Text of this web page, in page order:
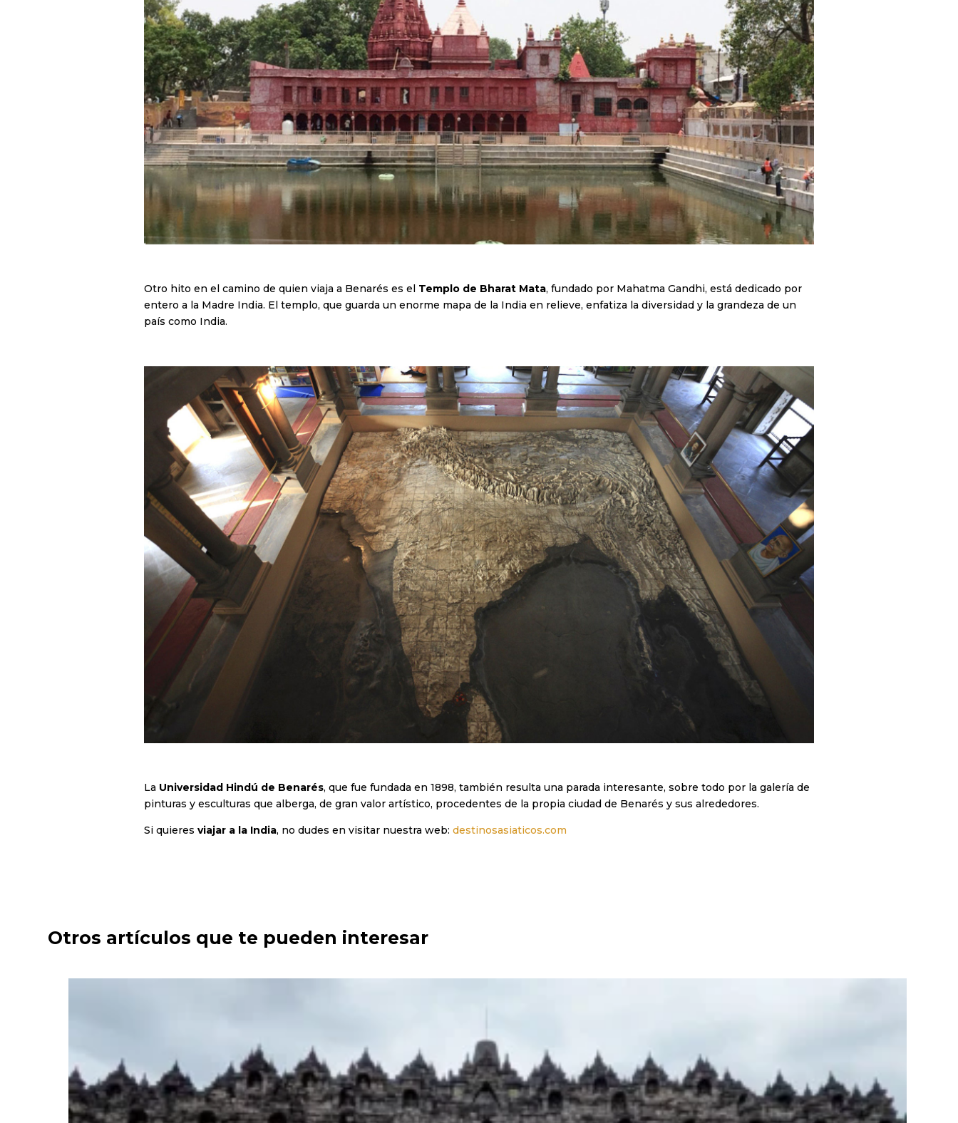
Otro hito en el camino de quien viaja a Benarés es el Templo de Bharat Mata, fundado por Mahatma Gandhi, está dedicado por
entero a la Madre India. El templo, que guarda un enorme mapa de la India en relieve, enfatiza la diversidad y la grandeza de un
país como India.
La Universidad Hindú de Benarés, que fue fundada en 1898, también resulta una parada interesante, sobre todo por la galería de
pinturas y esculturas que alberga, de gran valor artístico, procedentes de la propia ciudad de Benarés y sus alrededores.
Si quieres viajar a la India, no dudes en visitar nuestra web: destinosasiaticos.com
Otros artículos que te pueden interesar